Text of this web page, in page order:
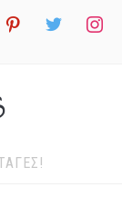
pinterest twitter